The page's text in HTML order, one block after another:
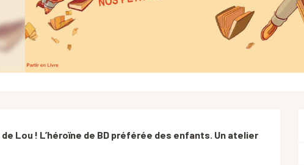
Lou ! L’héroïne de BD préférée des enfants. Un atelier